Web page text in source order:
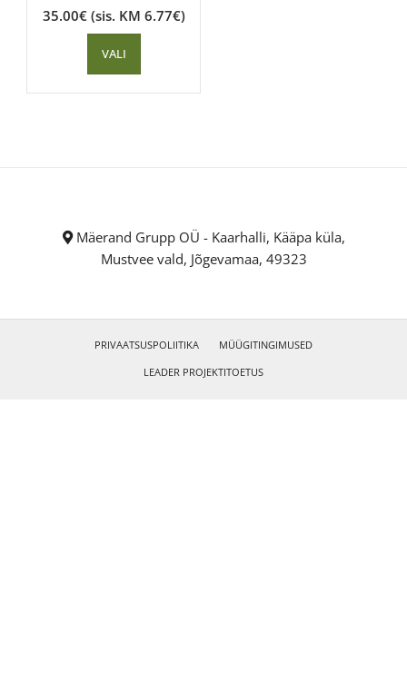
35.00€ (sis. KM 6.77€)
VALI
Mäerand Grupp OÜ - Kaarhalli, Kääpa küla,
Mustvee vald, Jõgevamaa, 49323
PRIVAATSUSPOLIITIKA
MÜÜGITINGIMUSED
LEADER PROJEKTITOETUS